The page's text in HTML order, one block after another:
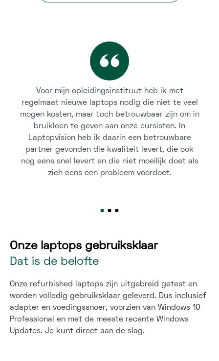
Voor mijn opleidingsinstituut heb ik met
regelmaat nieuwe laptops nodig die niet te veel
mogen kosten, maar toch betrouwbaar zijn om in
bruikleen te geven aan onze cursisten. In
Laptopvision heb ik daarin een betrouwbare
partner gevonden die kwaliteit levert, die ook
nog eens snel levert en die niet moeilijk doet als
zich eens een probleem voordoet.
Onze laptops gebruiksklaar
Dat is de belofte
Onze refurbished laptops zijn uitgebreid getest en
worden volledig gebruiksklaar geleverd. Dus inclusief
adapter en voedingssnoer, voorzien van Windows 10
Professional en met de meeste recente Windows
Updates. Je kunt direct aan de slag.